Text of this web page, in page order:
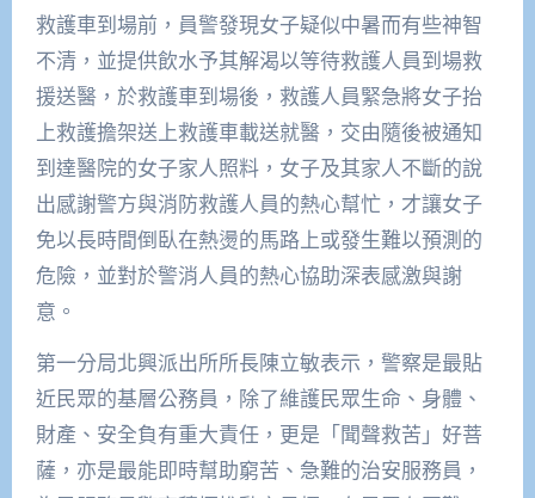
救護車到場前，員警發現女子疑似中暑而有些神智
不清，並提供飲水予其解渴以等待救護人員到場救
援送醫，於救護車到場後，救護人員緊急將女子抬
上救護擔架送上救護車載送就醫，交由隨後被通知
到達醫院的女子家人照料，女子及其家人不斷的說
出感謝警方與消防救護人員的熱心幫忙，才讓女子
免以長時間倒臥在熱燙的馬路上或發生難以預測的
危險，並對於警消人員的熱心協助深表感激與謝
意。
第一分局北興派出所所長陳立敏表示，警察是最貼
近民眾的基層公務員，除了維護民眾生命、身體、
財產、安全負有重大責任，更是「聞聲救苦」好菩
薩，亦是最能即時幫助窮苦、急難的治安服務員，